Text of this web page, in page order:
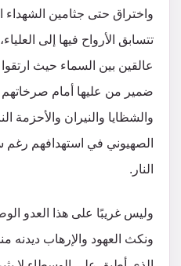
واختراق حتى جثامين
تتسابق الأرواح فيها إلى
عالقين بين السماء حيث
ضمير من عليها أمام صرخاتهم
والشظايا والنيران والأحزمة
الصهيوني في استهدافهم
النار.
وليس غريبًا على هذا العدو
ونكث العهود والإرهاب ديدنه